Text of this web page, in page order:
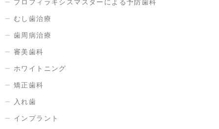
むし歯治療
歯周病治療
審美歯科
ホワイトニング
矯正歯科
入れ歯
インプラント